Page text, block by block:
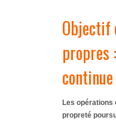
propres
Les opérations
propreté